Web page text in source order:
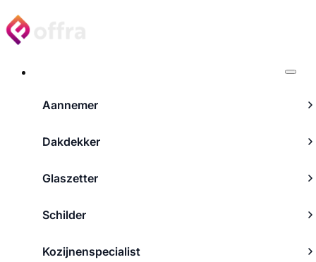
Aannemer
Dakdekker
Glaszetter
Schilder
Kozijnenspecialist